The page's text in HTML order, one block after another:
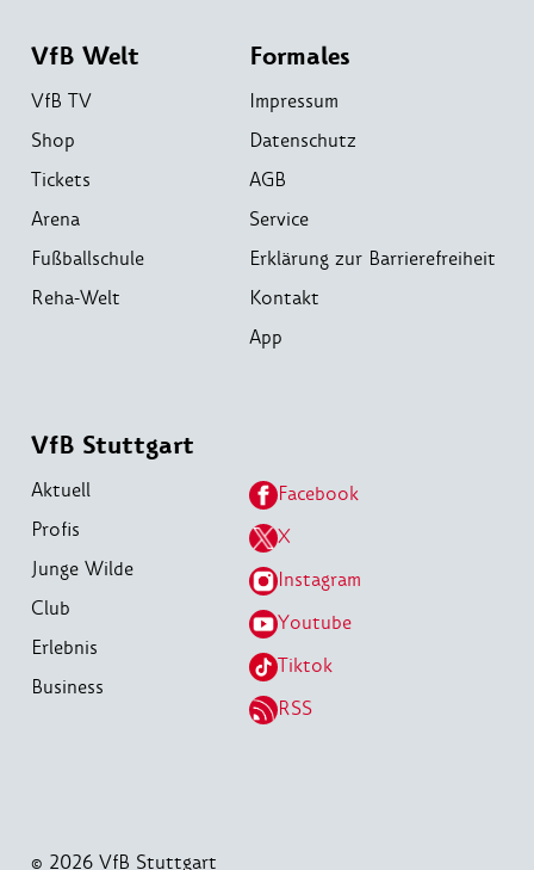
VfB Welt
VfB TV
Shop
Tickets
Arena
Fußballschule
Reha-Welt
Formales
Impressum
Datenschutz
AGB
Service
Erklärung zur Barrierefreiheit
Kontakt
App
VfB Stuttgart
Aktuell
Profis
Junge Wilde
Club
Erlebnis
Business
Facebook
X
Instagram
Youtube
Tiktok
RSS
© 2026 VfB Stuttgart